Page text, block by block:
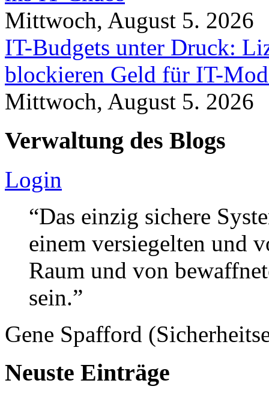
Mittwoch, August 5. 2026
IT-Budgets unter Druck:
blockieren Geld für IT-
Mittwoch, August 5. 2026
Verwaltung des Blogs
Login
“Das einzig sichere
einem versiegelten und
Raum und von
sein.”
Gene Spafford
Neuste Einträge